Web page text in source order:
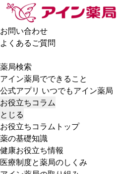
お問い合わせ
よくあるご質問
薬局検索
アイン薬局でできること
公式アプリ いつでもアイン薬局
お役立ちコラム
とじる
お役立ちコラムトップ
薬の基礎知識
健康お役立ち情報
医療制度と薬局のしくみ